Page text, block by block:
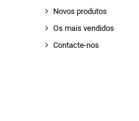
Novos produtos
Os mais vendidos
Contacte-nos